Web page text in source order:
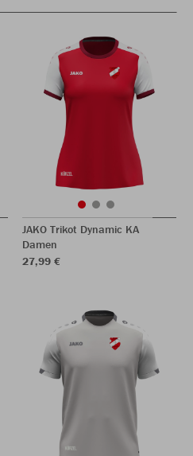
JAKO Trikot Dynamic KA
Damen
27,99 €